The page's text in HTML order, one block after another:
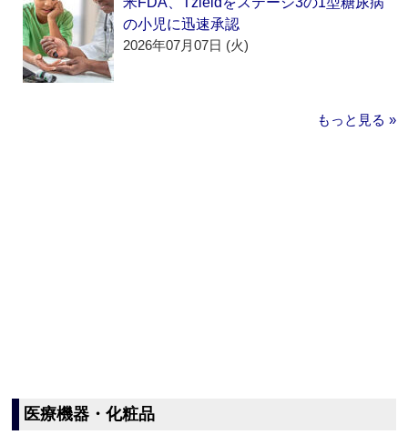
の小児に迅速承認
2026年07月07日 (火)
もっと見る »
医療機器・化粧品